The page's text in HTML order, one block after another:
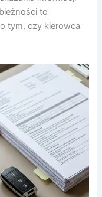
to
tym, czy kierowca